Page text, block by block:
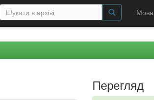
Мова
Перегляд